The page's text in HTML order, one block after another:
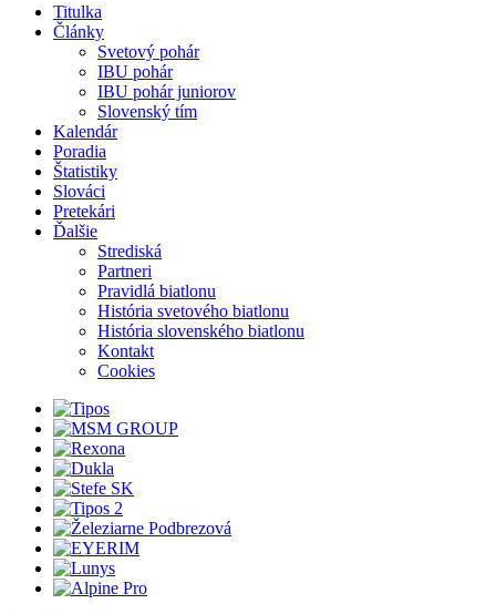
Titulka
Články
Svetový pohár
IBU pohár
IBU pohár juniorov
Slovenský tím
Kalendár
Poradia
Štatistiky
Slováci
Pretekári
Ďalšie
Strediská
Partneri
Pravidlá biatlonu
História svetového biatlonu
História slovenského biatlonu
Kontakt
Cookies